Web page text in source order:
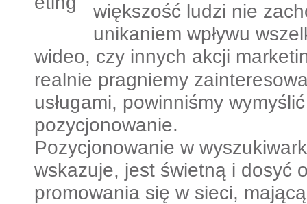
większość ludzi nie
unikaniem wpływu
wideo, czy innych akcji
realnie pragniemy
usługami, powinniśmy
pozycjonowanie.
Pozycjonowanie w
wskazuje, jest świetną i dosyć
promowania się w sieci,